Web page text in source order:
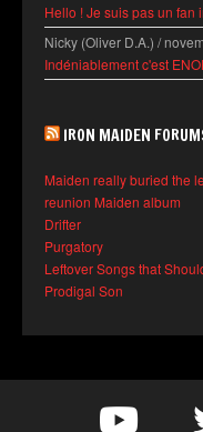
Hello ! Je suis pas un fan
Nicky (Oliver D.A.) /
Indéniablement c'est
IRON MAIDEN
Maiden really buried the
reunion Maiden album
Drifter
Purgatory
Leftover Songs that
Prodigal Son